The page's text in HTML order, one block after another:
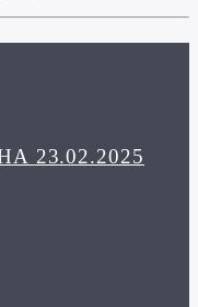
23.02.2025